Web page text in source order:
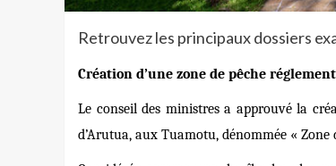
Retrouvez les principaux dossiers
Création d’une zone de pêche
Le conseil des ministres a approuvé la
d’Arutua, aux Tuamotu, dénommée « Zone